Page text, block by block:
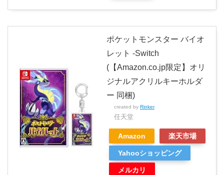
ポケットモンスター バイオ
レット -Switch
(【Amazon.co.jp限定】オリ
ジナルアクリルキーホルダ
ー 同梱)
created by Rinker
任天堂
Amazon 楽天市場
Yahooショッピング
メルカリ